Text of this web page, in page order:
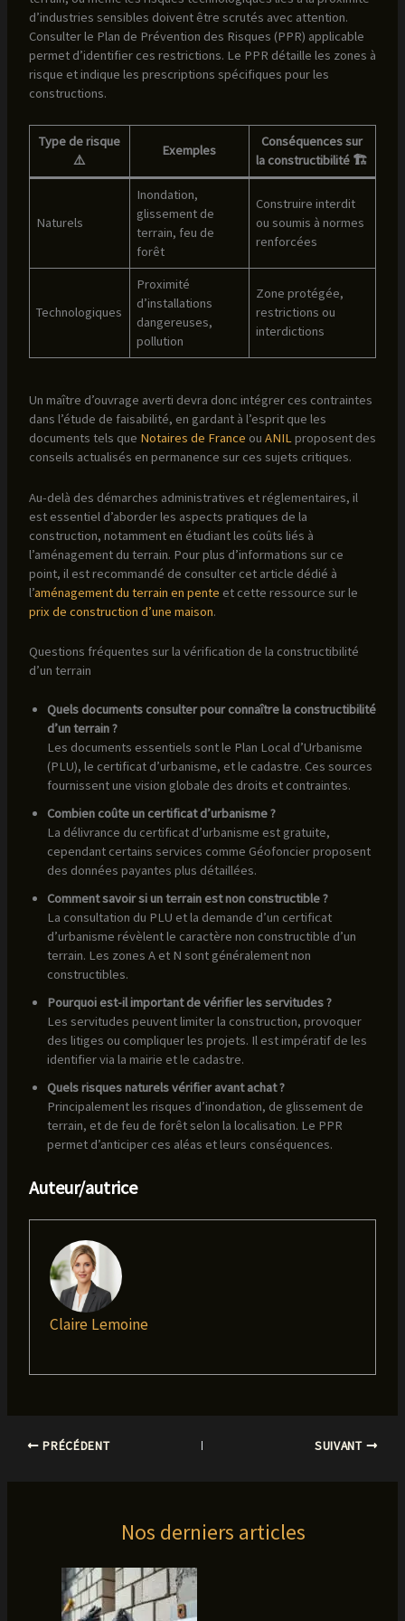
d’industries sensibles doivent être scrutés avec attention.
Consulter le Plan de Prévention des Risques (PPR) applicable
permet d’identifier ces restrictions. Le PPR détaille les zones à
risque et indique les prescriptions spécifiques pour les
constructions.
Type de risque
⚠️
Exemples
Conséquences sur
la constructibilité 🏗️
Naturels
Inondation,
glissement de
terrain, feu de
forêt
Construire interdit
ou soumis à normes
renforcées
Technologiques
Proximité
d’installations
dangereuses,
pollution
Zone protégée,
restrictions ou
interdictions
Un maître d’ouvrage averti devra donc intégrer ces contraintes
dans l’étude de faisabilité, en gardant à l’esprit que les
documents tels que Notaires de France ou ANILproposent des
conseils actualisés en permanence sur ces sujets critiques.
Au-delà des démarches administratives et réglementaires, il
est essentiel d’aborder les aspects pratiques de la
construction, notamment en étudiant les coûts liés à
l’aménagement du terrain. Pour plus d’informations sur ce
point, il est recommandé de consulter cet article dédié à
l’aménagement du terrain en pente et cette ressource sur le
prix de construction d’une maison.
Questions fréquentes sur la vérification de la constructibilité
d’un terrain
Quels documents consulter pour connaître la constructibilité
d’un terrain ?
Les documents essentiels sont le Plan Local d’Urbanisme
(PLU), le certificat d’urbanisme, et le cadastre. Ces sources
fournissent une vision globale des droits et contraintes.
Combien coûte un certificat d’urbanisme ?
La délivrance du certificat d’urbanisme est gratuite,
cependant certains services comme Géofoncier proposent
des données payantes plus détaillées.
Comment savoir si un terrain est non constructible ?
La consultation du PLU et la demande d’un certificat
d’urbanisme révèlent le caractère non constructible d’un
terrain. Les zones A et N sont généralement non
constructibles.
Pourquoi est-il important de vérifier les servitudes ?
Les servitudes peuvent limiter la construction, provoquer
des litiges ou compliquer les projets. Il est impératif de les
identifier via la mairie et le cadastre.
Quels risques naturels vérifier avant achat ?
Principalement les risques d’inondation, de glissement de
terrain, et de feu de forêt selon la localisation. Le PPR
permet d’anticiper ces aléas et leurs conséquences.
Auteur/autrice
Claire Lemoine
PRÉCÉDENT SUIVANT
Nos derniers articles